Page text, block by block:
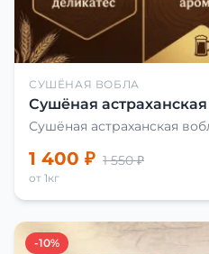
СУШЁНАЯ ВОБЛА
Сушёная астраханская
Сушёная астраханская
1 400 ₽ 1 550 ₽
от 1кг
-10%